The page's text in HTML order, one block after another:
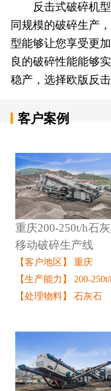
反击式破碎机型
同规模的破碎生产
型能够让您享受更
良的破碎性能能够
稳产，选择欧版反
客户案例
重庆200-250t/h石
移动破碎生产线
【客户地区】 重庆
【生产能力】 200-250t/
【处理物料】 石灰石